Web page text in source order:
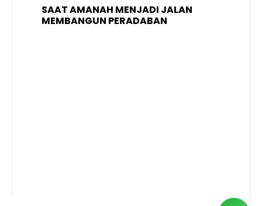
SAAT AMANAH MENJADI JALAN
MEMBANGUN PERADABAN